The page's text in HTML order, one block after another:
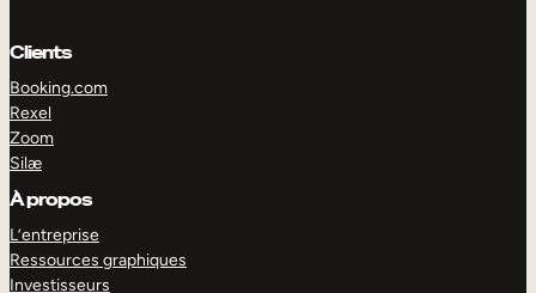
Clients
Booking.com
Rexel
Zoom
Silæ
À propos
L’entreprise
Ressources graphiques
Investisseurs